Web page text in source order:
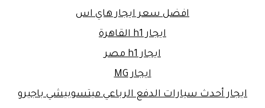
افضل سعر ايجار هاي اس
ايجار h1 القاهرة
ايجار h1 مصر
ايجار MG
ايجار أحدث سيارات الدفع الرباعي ميتسوبيشي باجيرو